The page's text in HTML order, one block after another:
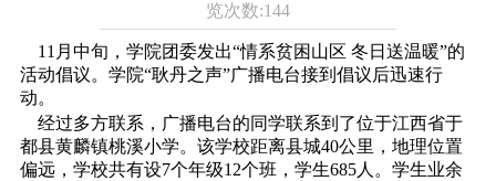
览次数:144
11月中旬，学院团委发出“情系贫困山区 冬日送温暖”的
活动倡议。学院“耿丹之声”广播电台接到倡议后迅速行
动。
经过多方联系，广播电台的同学联系到了位于江西省于
都县黄麟镇桃溪小学。该学校距离县城40公里，地理位置
偏远，学校共有设7个年级12个班，学生685人。学生业余